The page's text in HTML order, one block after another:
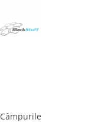
Câmpurile